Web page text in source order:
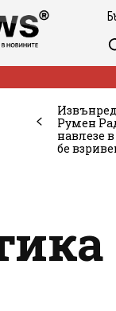
Румен
навлезе
бе